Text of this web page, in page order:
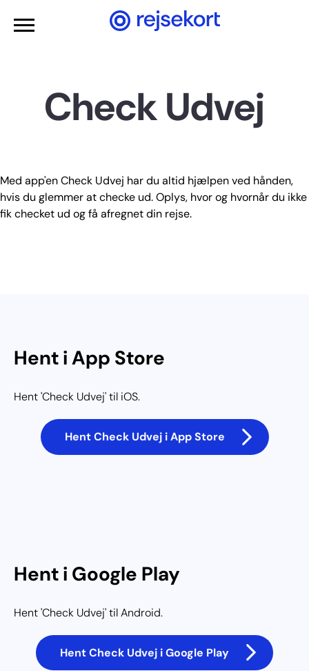
Gå til hovedindhold
Check Udvej
Med app'en Check Udvej har du altid hjælpen ved hånden,
hvis du glemmer at checke ud. Oplys, hvor og hvornår du ikke
fik checket ud og få afregnet din rejse.
Hent i App Store
Hent 'Check Udvej' til iOS.
Hent Check Udvej i App Store
Hent i Google Play
Hent 'Check Udvej' til Android.
Hent Check Udvej i Google Play